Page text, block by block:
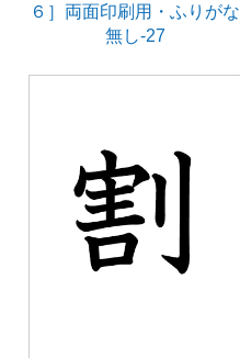
６］両面印刷用・ふりがな
無し-27